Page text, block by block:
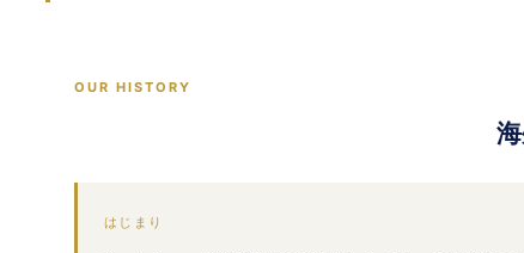
OUR HISTORY
はじまり